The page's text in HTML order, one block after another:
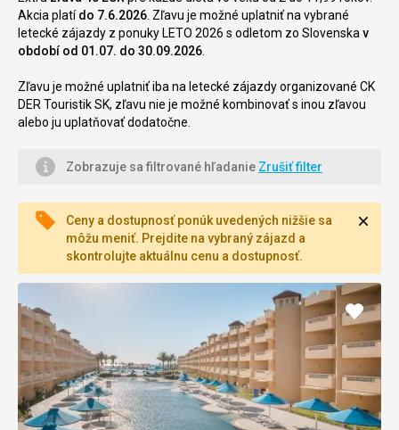
Akcia platído 7.6.2026 . Zľavu je možné uplatniť na vybrané
letecké zájazdy z ponuky LETO 2026 s odletom zo Slovenska v
období od 01.07. do 30.09.2026
Zľavu je možné uplatniť iba na letecké zájazdy organizované CK
DER Touristik SK, zľavu nie je možné kombinovať s inou zľavou
alebo ju uplatňovaťdodatočne.
Zobrazuje sa filtrované hľadanie Zrušiť filter
Ceny a dostupnosť ponúk uvedených nižšie sa
môžu meniť. Prejdite na vybraný zájazd a
skontrolujte aktuálnu cenu a dostupnosť.
Pridať
do